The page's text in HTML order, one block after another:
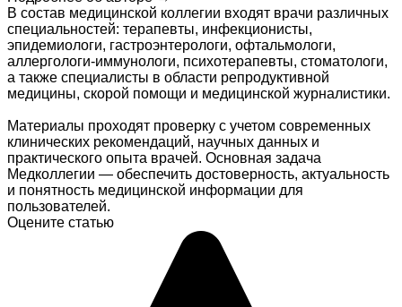
В состав медицинской коллегии входят врачи различных
специальностей: терапевты, инфекционисты,
эпидемиологи, гастроэнтерологи, офтальмологи,
аллергологи-иммунологи, психотерапевты, стоматологи,
а также специалисты в области репродуктивной
медицины, скорой помощи и медицинской журналистики.
Материалы проходят проверку с учетом современных
клинических рекомендаций, научных данных и
практического опыта врачей. Основная задача
Медколлегии — обеспечить достоверность, актуальность
и понятность медицинской информации для
пользователей.
Оцените статью